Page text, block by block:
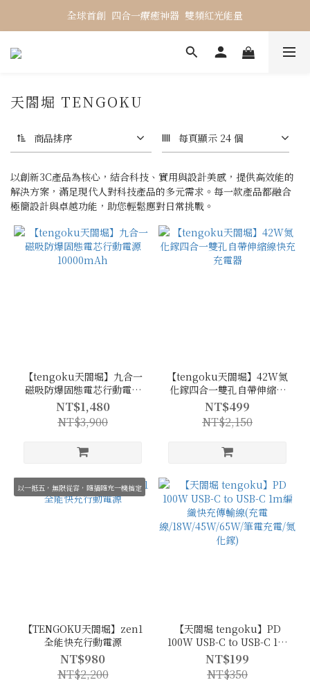
全球首創  四合一療癒神器  雙頻紅光能量
天閤堀 TENGOKU
商品排序 每頁顯示 24 個
以創新3C產品為核心，結合科技、實用與設計美感，提供高效能的
解決方案，滿足現代人對科技產品的多元需求。每一款產品都融合
極簡設計與卓越功能，助您輕鬆應對日常挑戰。
【tengoku天閤堀】九合一
磁吸防爆固態電芯行動電源
10000mAh
NT$1,480
NT$3,900
【tengoku天閤堀】42W氮
化鎵四合一雙孔自帶伸縮線
快充充電器
NT$499
NT$2,150
以一抵五，無限從容，隨插隨充一機搞定
【TENGOKU天閤堀】zen1
全能快充行動電源
NT$980
NT$2,200
【天閤堀 tengoku】PD
100W USB-C to USB-C 1m
編織快充傳輸線(充電
線/18W/45W/65W/筆電充
NT$199
NT$350